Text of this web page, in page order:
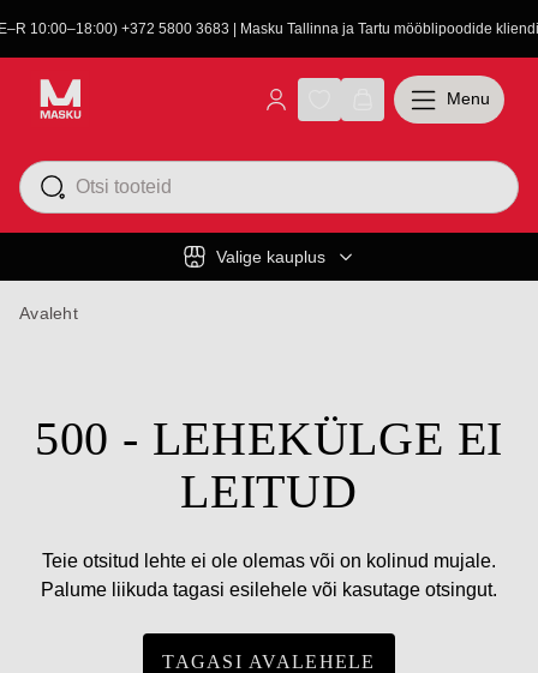
10:00–18:00) +372 5800 3683 | Masku Tallinna ja Tartu mööblipoodide
Valige kauplus
Menu
Avaleht
500 - LEHEKÜLGE EI
LEITUD
Teie otsitud lehte ei ole olemas või on kolinud mujale.
Palume liikuda tagasi esilehele või kasutage otsingut.
TAGASI AVALEHELE